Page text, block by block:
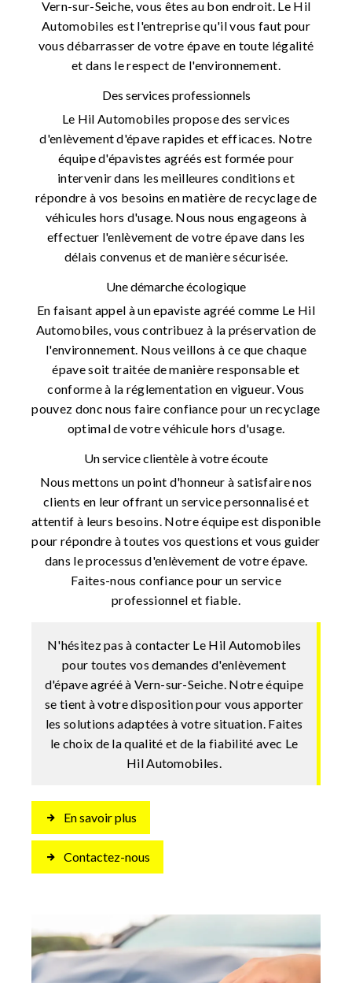
Vern-sur-Seiche, vous êtes au bon endroit. Le Hil
Automobiles est l'entreprise qu'il vous faut pour
vous débarrasser de votre épave en toute légalité
et dans le respect de l'environnement.
Des services professionnels
Le Hil Automobiles propose des services
d'enlèvement d'épave rapides et efficaces. Notre
équipe d'épavistes agréés est formée pour
intervenir dans les meilleures conditions et
répondre à vos besoins en matière de recyclage de
véhicules hors d'usage. Nous nous engageons à
effectuer l'enlèvement de votre épave dans les
délais convenus et de manière sécurisée.
Une démarche écologique
En faisant appel à un epaviste agréé comme Le Hil
Automobiles, vous contribuez à la préservation de
l'environnement. Nous veillons à ce que chaque
épave soit traitée de manière responsable et
conforme à la réglementation en vigueur. Vous
pouvez donc nous faire confiance pour un recyclage
optimal de votre véhicule hors d'usage.
Un service clientèle à votre écoute
Nous mettons un point d'honneur à satisfaire nos
clients en leur offrant un service personnalisé et
attentif à leurs besoins. Notre équipe est disponible
pour répondre à toutes vos questions et vous guider
dans le processus d'enlèvement de votre épave.
Faites-nous confiance pour un service
professionnel et fiable.
N'hésitez pas à contacter Le Hil Automobiles
pour toutes vos demandes d'enlèvement
d'épave agréé à Vern-sur-Seiche. Notre équipe
se tient à votre disposition pour vous apporter
les solutions adaptées à votre situation. Faites
le choix de la qualité et de la fiabilité avec Le
Hil Automobiles.
En savoir plus
Contactez-nous